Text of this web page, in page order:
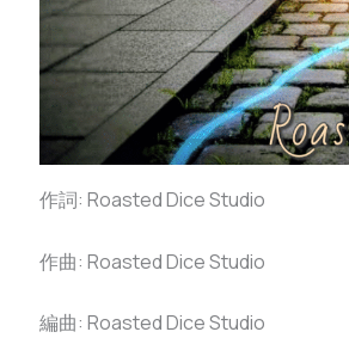
作詞: Roasted Dice Studio
作曲: Roasted Dice Studio
編曲: Roasted Dice Studio